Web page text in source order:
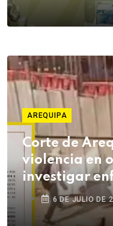
AREQUIPA
Corte de
violencia en
investigar
Cerro6 DE JULIO DE